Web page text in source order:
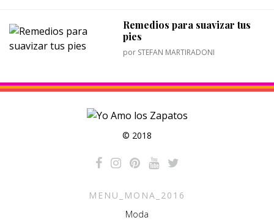
Remedios para suavizar tus
pies
por STEFAN MARTIRADONI
© 2018
MENU_MONA_2016
Moda